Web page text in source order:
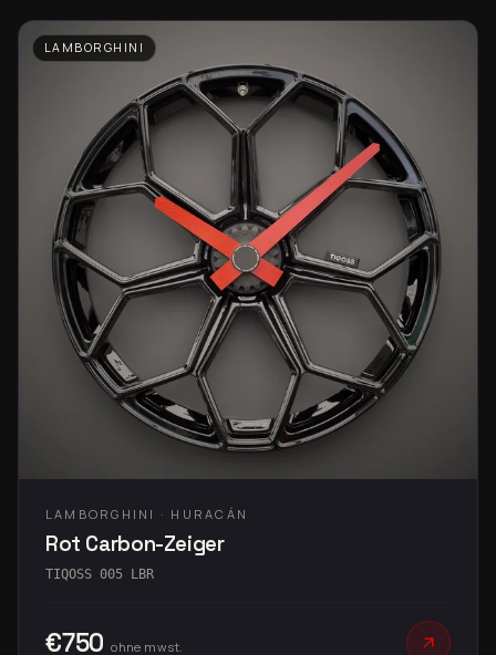
LAMBORGHINI
LAMBORGHINI · HURACÁN
Rot Carbon-Zeiger
TIQOSS 005 LBR
€750 ohne mwst.